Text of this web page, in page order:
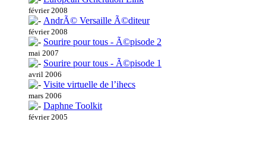
février 2008
AndrÃ© Versaille Ã©diteur
février 2008
Sourire pour tous - Ã©pisode 2
mai 2007
Sourire pour tous - Ã©pisode 1
avril 2006
Visite virtuelle de l’ihecs
mars 2006
Daphne Toolkit
février 2005